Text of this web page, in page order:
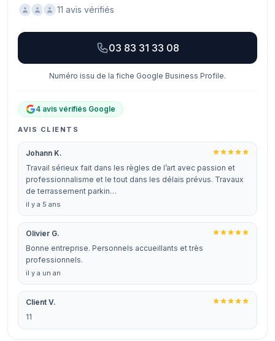
11 avis vérifiés
03 83 31 33 08
Numéro issu de la fiche Google Business Profile.
4 avis vérifiés Google
AVIS CLIENTS
Johann K.
Travail sérieux fait dans les règles de l’art avec passion et
professionnalisme et le tout dans les délais prévus. Travaux
de terrassement parkin…
il y a 5 ans
Olivier G.
Bonne entreprise. Personnels accueillants et très
professionnels.
il y a un an
Client V.
11